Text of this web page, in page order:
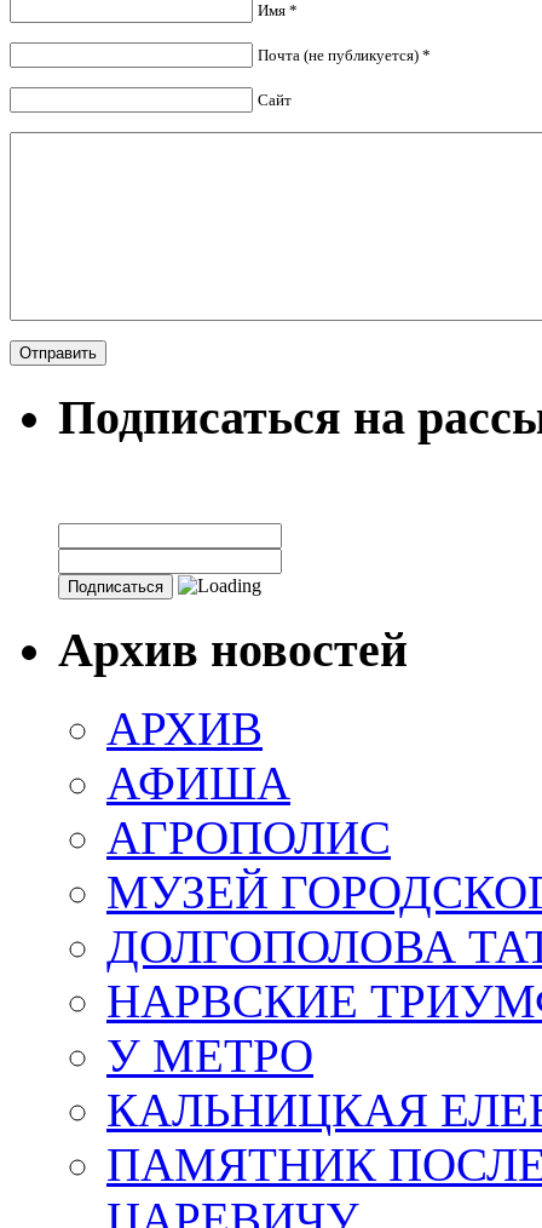
Имя *
Почта (не публикуется) *
Сайт
Подписаться на
Архив новостей
АРХИВ
АФИША
АГРОПОЛИС
МУЗЕЙ
ДОЛГОПОЛОВА
НАРВСКИЕ
У МЕТРО
КАЛЬНИЦКАЯ
ПАМЯТНИК